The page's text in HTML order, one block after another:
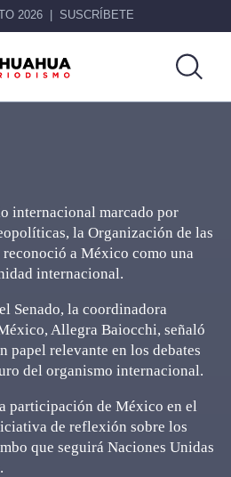
2026 SUSCRÍBETE
internacional marcado por
la Organización de las
a México como una
internacional.
Senado, la coordinadora
Allegra Baiocchi, señaló
papel relevante en los debates
del organismo internacional.
participación de México en el
de reflexión sobre los
que seguirá Naciones Unidas